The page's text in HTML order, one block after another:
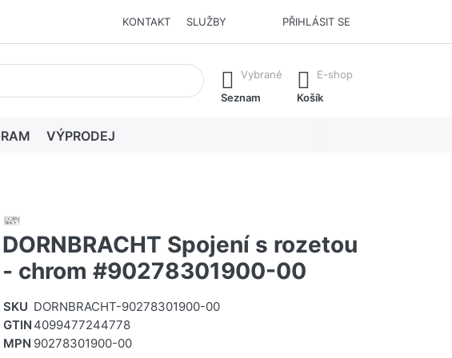
KONTAKT SLUŽBY PŘIHLÁSIT SE
při zadávání. Stisknutím klávesy Enter vyvoláte všechny výsledky.
Vybrané
Seznam
E-shop
Košík
VÝPRODEJ
DORNBRACHT Spojení s rozetou
- chrom #90278301900-00
SKU DORNBRACHT-90278301900-00
GTIN 4099477244778
MPN 90278301900-00